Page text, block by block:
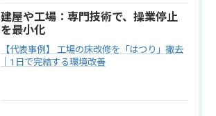
建屋や工場：専門技術で、操業停止
を最小化
【代表事例】 工場の床改修を「はつり」撤去
｜1日で完結する環境改善